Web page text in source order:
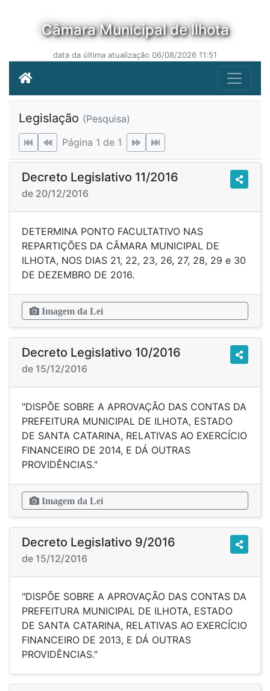
Câmara Municipal de Ilhota
data da última atualização 06/08/2026 11:51
Legislação (Pesquisa)
Página 1 de 1
Decreto Legislativo 11/2016
de 20/12/2016
DETERMINA PONTO FACULTATIVO NAS
REPARTIÇÕES DA CÂMARA MUNICIPAL DE
ILHOTA, NOS DIAS 21, 22, 23, 26, 27, 28, 29 e 30
DE DEZEMBRO DE 2016.
Imagem da Lei
Decreto Legislativo 10/2016
de 15/12/2016
"DISPÕE SOBRE A APROVAÇÃO DAS CONTAS DA
PREFEITURA MUNICIPAL DE ILHOTA, ESTADO
DE SANTA CATARINA, RELATIVAS AO EXERCÍCIO
FINANCEIRO DE 2014, E DÁ OUTRAS
PROVIDÊNCIAS."
Imagem da Lei
Decreto Legislativo 9/2016
de 15/12/2016
"DISPÕE SOBRE A APROVAÇÃO DAS CONTAS DA
PREFEITURA MUNICIPAL DE ILHOTA, ESTADO
DE SANTA CATARINA, RELATIVAS AO EXERCÍCIO
FINANCEIRO DE 2013, E DÁ OUTRAS
PROVIDÊNCIAS."